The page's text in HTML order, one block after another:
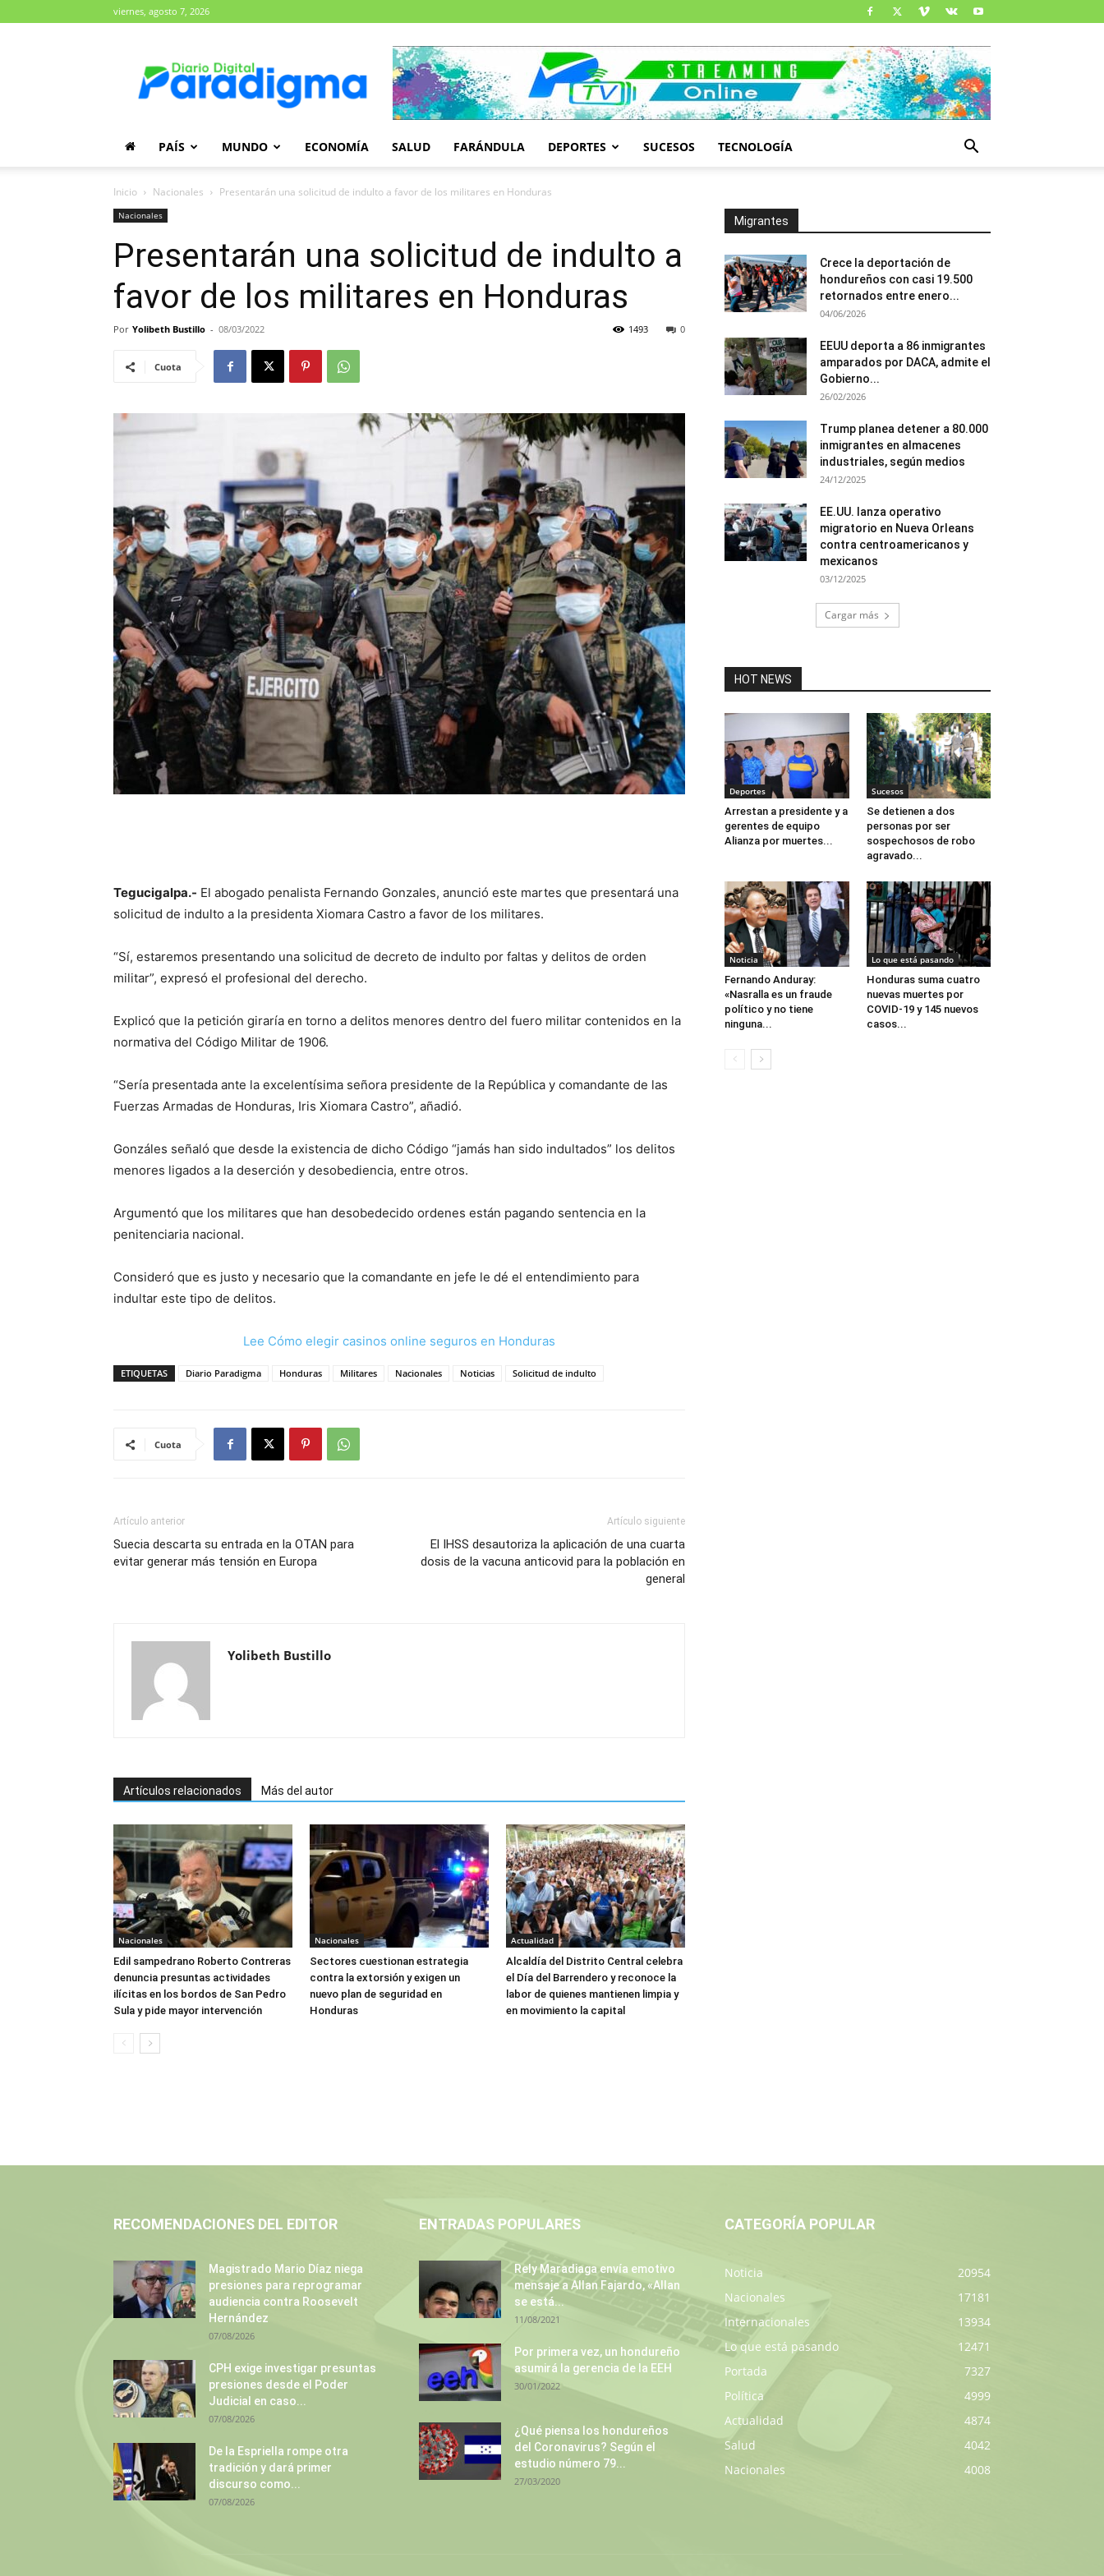
viernes, agosto 7, 2026
Paradigma
PAÍS MUNDO ECONOMÍA SALUD FARÁNDULA DEPORTES SUCESOS TECNOLOGÍA
Inicio Nacionales Presentarán una solicitud de indulto a favor de los militares en Honduras
Nacionales
Presentarán una solicitud de indulto a
favor de los militares en Honduras
Por Yolibeth Bustillo - 08/03/2022 0
1493
Cuota
Tegucigalpa.- El abogado penalista Fernando Gonzales, anunció este martes que presentará una
solicitud de indulto a la presidenta Xiomara Castro a favor de los militares.
“Sí, estaremos presentando una solicitud de decreto de indulto por faltas y delitos de orden
militar”, expresó el profesional del derecho.
Explicó que la petición giraría en torno a delitos menores dentro del fuero militar contenidos en la
normativa del Código Militar de 1906.
“Sería presentada ante la excelentísima señora presidente de la República y comandante de las
Fuerzas Armadas de Honduras, Iris Xiomara Castro”, añadió.
Gonzáles señaló que desde la existencia de dicho Código “jamás han sido indultados” los delitos
menores ligados a la deserción y desobediencia, entre otros.
Argumentó que los militares que han desobedecido ordenes están pagando sentencia en la
penitenciaria nacional.
Consideró que es justo y necesario que la comandante en jefe le dé el entendimiento para
indultar este tipo de delitos.
Lee Cómo elegir casinos online seguros en Honduras
ETIQUETAS Diario Paradigma Honduras Militares Nacionales Noticias Solicitud de indulto
Cuota
Artículo anterior
Suecia descarta su entrada en la OTAN para
evitar generar más tensión en Europa
Artículo siguiente
El IHSS desautoriza la aplicación de una cuarta
dosis de la vacuna anticovid para la población en
general
Yolibeth Bustillo
Artículos relacionados Más del autor
Nacionales
Edil sampedrano Roberto Contreras
denuncia presuntas actividades
ilícitas en los bordos de San Pedro
Sula y pide mayor intervención
Nacionales
Sectores cuestionan estrategia
contra la extorsión y exigen un
nuevo plan de seguridad en
Honduras
Actualidad
Alcaldía del Distrito Central celebra
el Día del Barrendero y reconoce la
labor de quienes mantienen limpia y
en movimiento la capital
Migrantes
Crece la deportación de
hondureños con casi 19.500
retornados entre enero...
04/06/2026
EEUU deporta a 86 inmigrantes
amparados por DACA, admite el
Gobierno...
26/02/2026
Trump planea detener a 80.000
inmigrantes en almacenes
industriales, según medios
24/12/2025
EE.UU. lanza operativo
migratorio en Nueva Orleans
contra centroamericanos y
mexicanos
03/12/2025
Cargar más
HOT NEWS
Deportes
Arrestan a presidente y a
gerentes de equipo
Alianza por muertes...
Sucesos
Se detienen a dos
personas por ser
sospechosos de robo
agravado...
Noticia
Fernando Anduray:
«Nasralla es un fraude
político y no tiene
ninguna...
Lo que está pasando
Honduras suma cuatro
nuevas muertes por
COVID-19 y 145 nuevos
casos...
RECOMENDACIONES DEL EDITOR
Magistrado Mario Díaz niega
presiones para reprogramar
audiencia contra Roosevelt
Hernández
07/08/2026
CPH exige investigar presuntas
presiones desde el Poder
Judicial en caso...
07/08/2026
De la Espriella rompe otra
tradición y dará primer
discurso como...
07/08/2026
ENTRADAS POPULARES
Rely Maradiaga envía emotivo
mensaje a Allan Fajardo, «Allan
se está...
11/08/2021
Por primera vez, un hondureño
asumirá la gerencia de la EEH
30/01/2022
¿Qué piensa los hondureños
del Coronavirus? Según el
estudio número 79...
27/03/2020
CATEGORÍA POPULAR
Noticia
20954
Nacionales
17181
Internacionales
13934
Lo que está pasando
12471
Portada
7327
Política
4999
Actualidad
4874
Salud
4042
Nacionales
4008